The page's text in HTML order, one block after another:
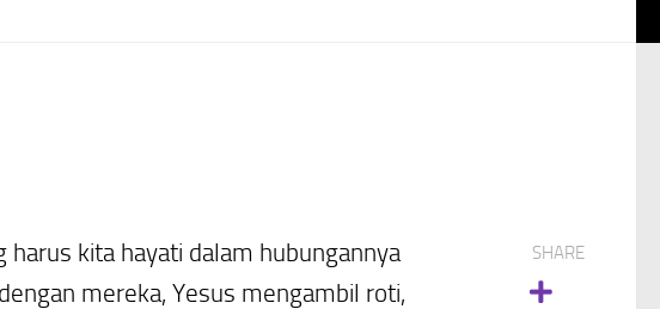
kita hayati dalam hubungannya
mereka, Yesus mengambil roti,
SHARE